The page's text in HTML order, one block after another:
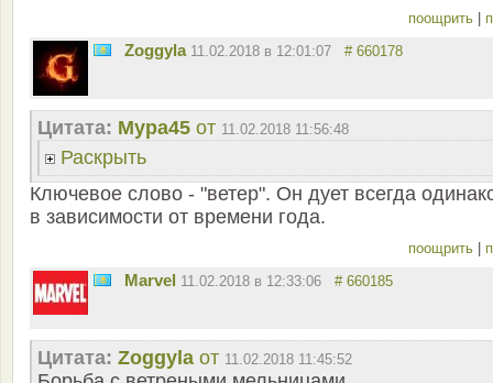
поощрить
Zoggyla 11.02.2018 в 12:01:07 # 660178
Цитата: Мура45 от 11.02.2018 11:56:48
Раскрыть
Ключевое слово - "ветер". Он дует всегда
в зависимости от времени года.
поощрить
Marvel 11.02.2018 в 12:33:06 # 660185
Цитата: Zoggyla от 11.02.2018 11:45:52